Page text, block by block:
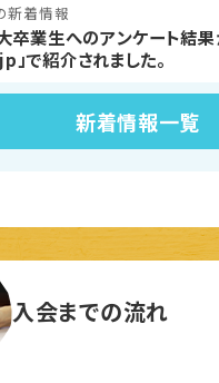
新着情報一覧
新着情報
卒業生へのアンケート結果
」で紹介されました。
入会までの流れ